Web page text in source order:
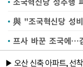
프사 바꾼 조국에…